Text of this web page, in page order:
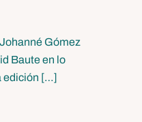
Gómez
Baute en lo
edición […]